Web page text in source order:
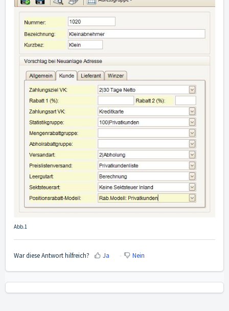
Abb.1
War diese Antwort hilfreich? Ja Nein